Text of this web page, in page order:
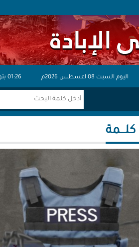
اليوم السبت 08 اعسطس 2026م 01:26 بتوقيت القدس
كلـــمة